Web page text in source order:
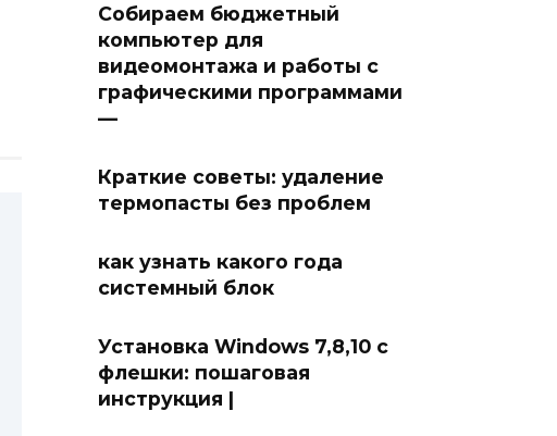
Собираем бюджетный
компьютер для
видеомонтажа и работы с
графическими программами
—
Краткие советы: удаление
термопасты без проблем
как узнать какого года
системный блок
Установка Windows 7,8,10 с
флешки: пошаговая
инструкция |